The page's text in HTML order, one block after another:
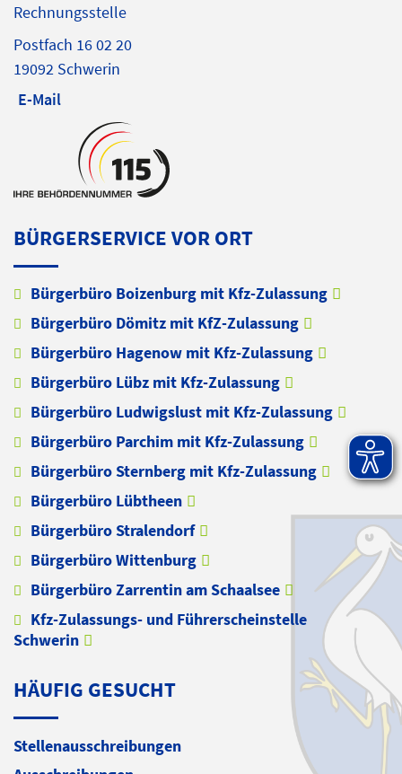
Rechnungsstelle
Postfach 16 02 20
19092 Schwerin
E-Mail
BÜRGERSERVICE VOR ORT
Bürgerbüro Boizenburg mit Kfz-Zulassung
Bürgerbüro Dömitz mit KfZ-Zulassung
Bürgerbüro Hagenow mit Kfz-Zulassung
Bürgerbüro Lübz mit Kfz-Zulassung
Bürgerbüro Ludwigslust mit Kfz-Zulassung
Bürgerbüro Parchim mit Kfz-Zulassung
Bürgerbüro Sternberg mit Kfz-Zulassung
Bürgerbüro Lübtheen
Bürgerbüro Stralendorf
Bürgerbüro Wittenburg
Bürgerbüro Zarrentin am Schaalsee
Kfz-Zulassungs- und Führerscheinstelle
Schwerin
HÄUFIG GESUCHT
Stellenausschreibungen